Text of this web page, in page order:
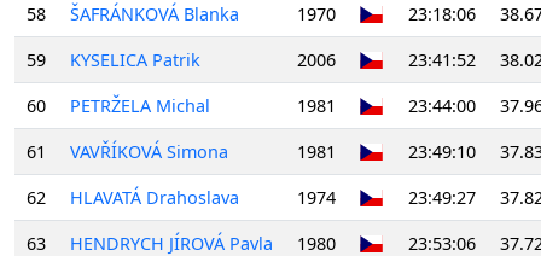
58
ŠAFRÁNKOVÁ Blanka 1970 23:18:06
59
KYSELICA Patrik 2006 23:41:52
60
PETRŽELA Michal 1981 23:44:00
61
VAVŘÍKOVÁ Simona 1981 23:49:10
62
HLAVATÁ Drahoslava 1974 23:49:27
63
HENDRYCH JÍROVÁ Pavla 1980 23:53:06